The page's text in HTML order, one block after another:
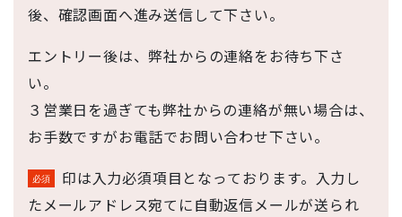
後、確認画面へ進み送信して下さい。
エントリー後は、弊社からの連絡をお待ち下さ
い。
３営業日を過ぎても弊社からの連絡が無い場合は、
お手数ですがお電話でお問い合わせ下さい。
印は入力必須項目となっております。入力し
たメールアドレス宛てに自動返信メールが送られ